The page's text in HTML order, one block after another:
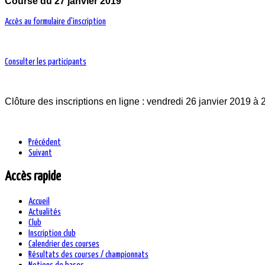
Accès au formulaire d'inscription
Consulter les participants
Clôture des inscriptions en ligne : vendredi 26 janvier 2019 à
Précédent
Suivant
Accès rapide
Accueil
Actualités
Club
Inscription club
Calendrier des courses
Résultats des courses / championnats